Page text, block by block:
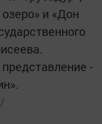
и «Дон
-